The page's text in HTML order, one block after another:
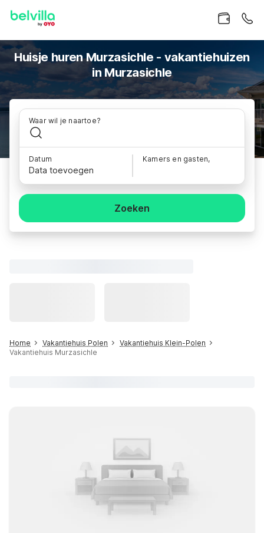
Huisje huren Murzasichle - vakantiehuizen
in Murzasichle
Waar wil je naartoe?
Datum
Data toevoegen
Kamers en gasten,
Zoeken
Home Vakantiehuis Polen
Vakantiehuis Klein-Polen
Vakantiehuis Murzasichle